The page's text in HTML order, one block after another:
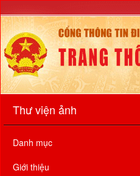
Thư viện ảnh
Danh mục
Giới thiệu